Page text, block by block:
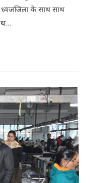
ध्वजजिला के साथ साथ